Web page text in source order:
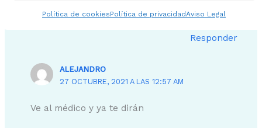
Política de cookiesPolítica de privacidadAviso Legal
Responder
ALEJANDRO
27 OCTUBRE, 2021 A LAS 12:57 AM
Ve al médico y ya te dirán